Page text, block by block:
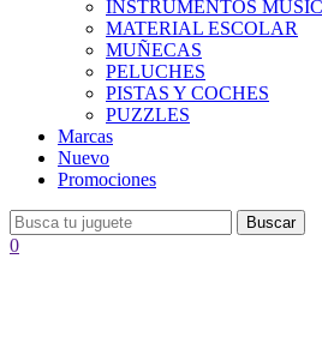
INSTRUMENTOS
MATERIAL ESCOLAR
MUÑECAS
PELUCHES
PISTAS Y COCHES
PUZZLES
Marcas
Nuevo
Promociones
Buscar
0